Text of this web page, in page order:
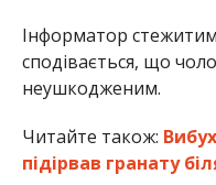
Інформатор
сподівається, що
неушкодженим.
Читайте також:
підірвав гранату